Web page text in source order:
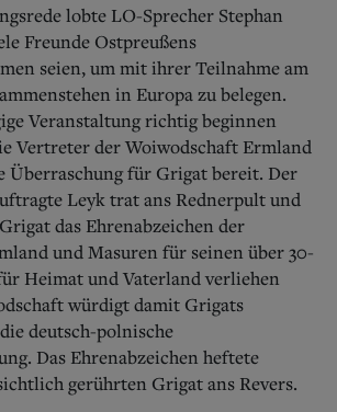
lobte LO-Sprecher Stephan
Freunde Ostpreußens
seien, um mit ihrer Teilnahme am
in Europa zu belegen.
Veranstaltung richtig beginnen
Vertreter der Woiwodschaft Ermland
Überraschung für Grigat bereit. Der
Leyk trat ans Rednerpult und
das Ehrenabzeichen der
und Masuren für seinen über 30-
Heimat und Vaterland verliehen
würdigt damit Grigats
deutsch-polnische
Das Ehrenabzeichen heftete
gerührten Grigat ans Revers.